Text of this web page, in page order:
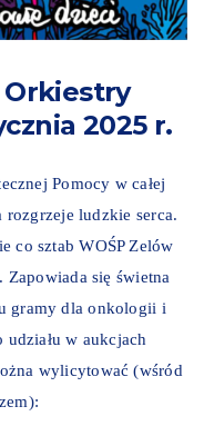
Orkiestry
2025 r.
Pomocy w całej
ludzkie serca.
co sztab WOŚP Zelów
Zapowiada się świetna
gramy dla onkologii i
w aukcjach
wylicytować (wśród